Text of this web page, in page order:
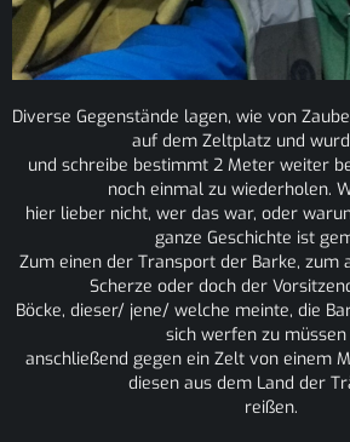
Diverse Gegenstände lagen, wie von
auf dem Zeltplatz und
und schreibe bestimmt 2 Meter weiter
noch einmal zu wiederholen.
hier lieber nicht, wer das war, oder
ganze Geschichte ist
Zum einen der Transport der Barke, zum
Scherze oder doch der
Böcke, dieser/ jene/ welche meinte, die
sich werfen zu
anschließend gegen ein Zelt von einem
diesen aus dem Land der
reißen.